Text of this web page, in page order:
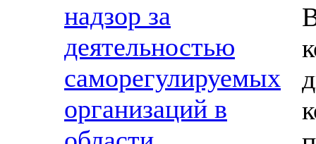
надзор за
деятельностью
саморегулируемых
организаций в